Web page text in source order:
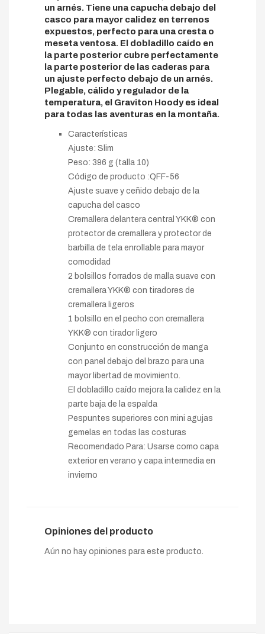
un arnés. Tiene una capucha debajo del
casco para mayor calidez en terrenos
expuestos, perfecto para una cresta o
meseta ventosa. El dobladillo caído en
la parte posterior cubre perfectamente
la parte posterior de las caderas para
un ajuste perfecto debajo de un arnés.
Plegable, cálido y regulador de la
temperatura, el Graviton Hoody es ideal
para todas las aventuras en la montaña.
Características
Ajuste: Slim
Peso: 396 g (talla 10)
Código de producto :QFF-56
Ajuste suave y ceñido debajo de la
capucha del casco
Cremallera delantera central YKK® con
protector de cremallera y protector de
barbilla de tela enrollable para mayor
comodidad
2 bolsillos forrados de malla suave con
cremallera YKK® con tiradores de
cremallera ligeros
1 bolsillo en el pecho con cremallera
YKK® con tirador ligero
Conjunto en construcción de manga
con panel debajo del brazo para una
mayor libertad de movimiento.
El dobladillo caído mejora la calidez en la
parte baja de la espalda
Pespuntes superiores con mini agujas
gemelas en todas las costuras
Recomendado Para: Usarse como capa
exterior en verano y capa intermedia en
invierno
Opiniones del producto
Aún no hay opiniones para este producto.